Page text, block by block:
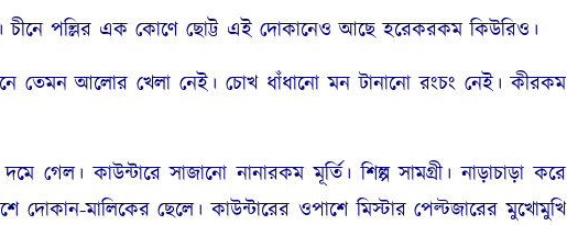
চীনে পল্লির এক কোণে ছোট্ট এই দোকানেও আছে হরেকরকম কিউরিও।
আলোর খেলা নেই। চোখ ধাঁধানো মন টানানো রংচং নেই। কীরকম
কাউন্টারে সাজানো নানারকম মূর্তি। শিল্প সামগ্রী। নাড়াচাড়া করে
দোকান-মালিকের ছেলে। কাউন্টারের ওপাশে মিস্টার পেল্টজারের মুখোমুখি